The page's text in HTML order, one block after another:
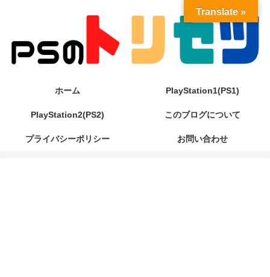
ホーム PlayStation1(PS1)
PlayStation2(PS2) このブログについて
プライバシーポリシー お問い合わせ
Translate »